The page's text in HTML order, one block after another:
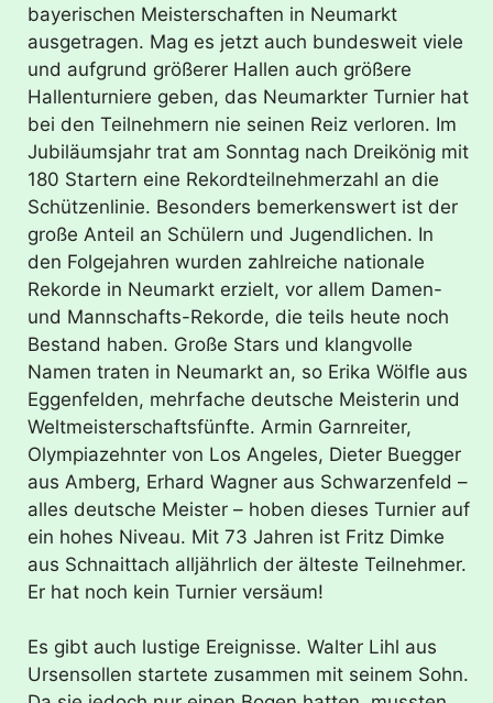
bayerischen Meisterschaften in Neumarkt
ausgetragen. Mag es jetzt auch bundesweit viele
und aufgrund größerer Hallen auch größere
Hallenturniere geben, das Neumarkter Turnier hat
bei den Teilnehmern nie seinen Reiz verloren. Im
Jubiläumsjahr trat am Sonntag nach Dreikönig mit
180 Startern eine Rekordteilnehmerzahl an die
Schützenlinie. Besonders bemerkenswert ist der
große Anteil an Schülern und Jugendlichen. In
den Folgejahren wurden zahlreiche nationale
Rekorde in Neumarkt erzielt, vor allem Damen-
und Mannschafts-Rekorde, die teils heute noch
Bestand haben. Große Stars und klangvolle
Namen traten in Neumarkt an, so Erika Wölfle aus
Eggenfelden, mehrfache deutsche Meisterin und
Weltmeisterschaftsfünfte. Armin Garnreiter,
Olympiazehnter von Los Angeles, Dieter Buegger
aus Amberg, Erhard Wagner aus Schwarzenfeld –
alles deutsche Meister – hoben dieses Turnier auf
ein hohes Niveau. Mit 73 Jahren ist Fritz Dimke
aus Schnaittach alljährlich der älteste Teilnehmer.
Er hat noch kein Turnier versäum!
Es gibt auch lustige Ereignisse. Walter Lihl aus
Ursensollen startete zusammen mit seinem Sohn.